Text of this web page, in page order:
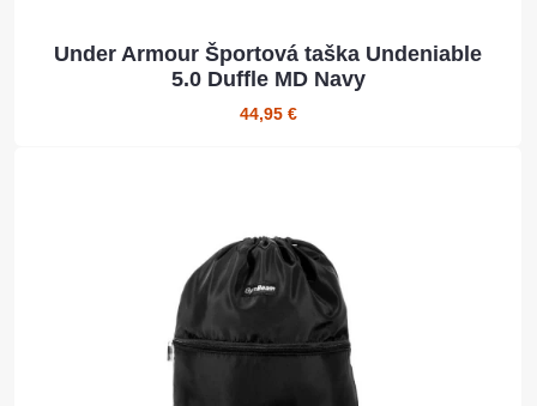
Under Armour Športová taška Undeniable
5.0 Duffle MD Navy
44,95 €